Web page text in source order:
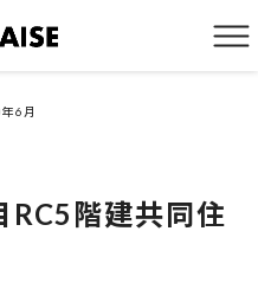
6月
階建共同住